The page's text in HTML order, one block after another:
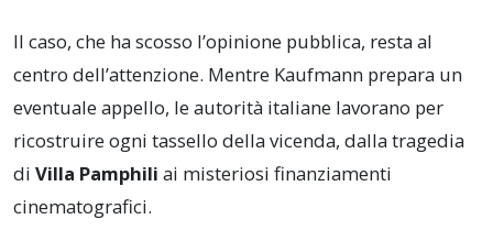
Il caso, che ha scosso l’opinione pubblica, resta al
centro dell’attenzione. Mentre Kaufmann prepara un
eventuale appello, le autorità italiane lavorano per
ricostruire ogni tassello della vicenda, dalla tragedia
di Villa Pamphili ai misteriosi finanziamenti
cinematografici.